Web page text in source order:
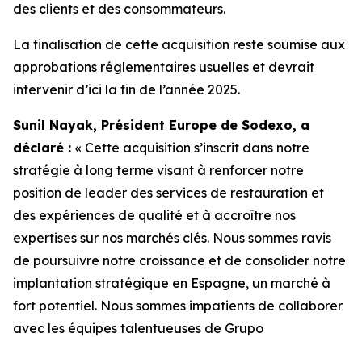
des clients et des consommateurs.
La finalisation de cette acquisition reste soumise aux
approbations réglementaires usuelles et devrait
intervenir d’ici la fin de l’année 2025.
Sunil Nayak, Président Europe de Sodexo, a
déclaré : « Cette acquisition s’inscrit dans notre
stratégie à long terme visant à renforcer notre
position de leader des services de restauration et
des expériences de qualité et à accroître nos
expertises sur nos marchés clés. Nous sommes ravis
de poursuivre notre croissance et de consolider notre
implantation stratégique en Espagne, un marché à
fort potentiel. Nous sommes impatients de collaborer
avec les équipes talentueuses de Grupo